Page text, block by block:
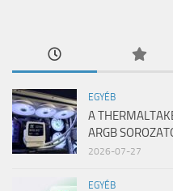
EGYÉB
A
ARGB
2026-07-27
EGYÉB